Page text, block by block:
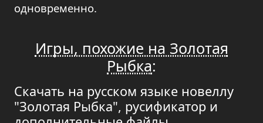
одновременно.
Игры, похожие на Золотая
Рыбка:
Скачать на русском языке новеллу
"Золотая Рыбка", русификатор и